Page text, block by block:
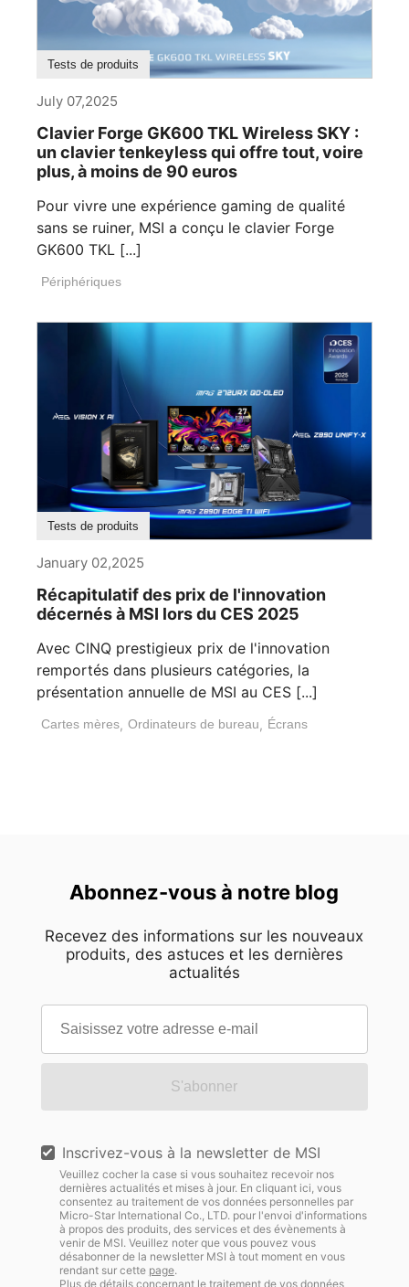
Tests de produits
July 07,2025
Clavier Forge GK600 TKL Wireless SKY :
un clavier tenkeyless qui offre tout, voire
plus, à moins de 90 euros
Pour vivre une expérience gaming de qualité
sans se ruiner, MSI a conçu le clavier Forge
GK600 TKL [...]
Périphériques
Tests de produits
January 02,2025
Récapitulatif des prix de l'innovation
décernés à MSI lors du CES 2025
Avec CINQ prestigieux prix de l'innovation
remportés dans plusieurs catégories, la
présentation annuelle de MSI au CES [...]
Cartes mères, Ordinateurs de bureau, Écrans
Abonnez-vous à notre blog
Recevez des informations sur les nouveaux
produits, des astuces et les dernières
actualités
S'abonner
Inscrivez-vous à la newsletter de MSI
Veuillez cocher la case si vous souhaitez recevoir nos
dernières actualités et mises à jour. En cliquant ici, vous
consentez au traitement de vos données personnelles par
Micro-Star International Co., LTD. pour l'envoi d'informations
à propos des produits, des services et des évènements à
venir de MSI. Veuillez noter que vous pouvez vous
désabonner de la newsletter MSI à tout moment en vous
rendant sur cette page.
Plus de détails concernant le traitement de vos données